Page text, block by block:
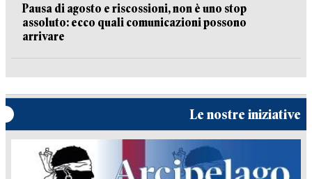
Pausa di agosto e riscossioni, non è uno stop
assoluto: ecco quali comunicazioni possono
arrivare
Le nostre iniziative